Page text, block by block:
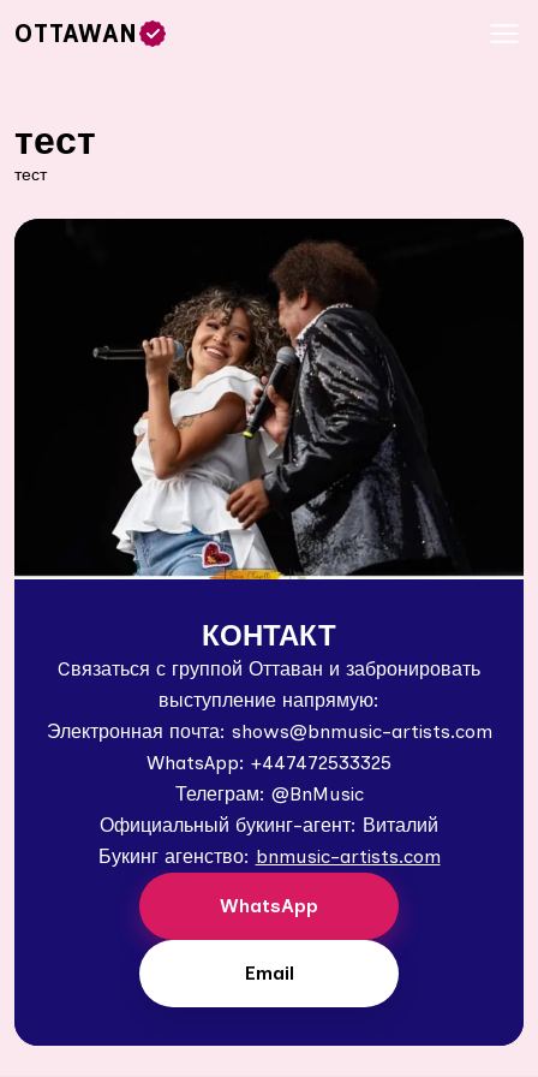
OTTAWAN
тест
тест
КОНТАКТ
Cвязаться с группой Оттаван и забронировать
выступление напрямую:
Электронная почта: shows@bnmusic-artists.com
WhatsApp: +447472533325
Телеграм: @BnMusic
Официальный букинг-агент: Виталий
Букинг агенство: bnmusic-artists.com
WhatsApp
Email